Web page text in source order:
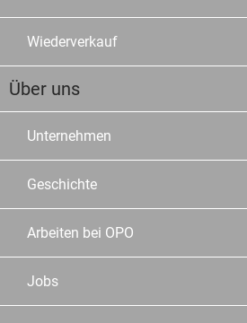
Wiederverkauf
Über uns
Unternehmen
Geschichte
Arbeiten bei OPO
Jobs